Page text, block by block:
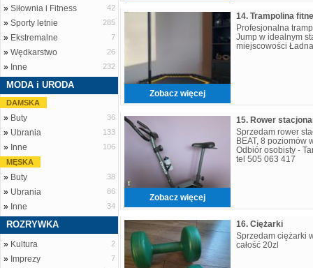
» Siłownia i Fitness 42
» Sporty letnie 285
» Ekstremalne 7
» Wędkarstwo 26
» Inne 232
MODA i URODA
DAMSKA
» Buty 36
» Ubrania 133
» Inne
106
MĘSKA
» Buty 38
» Ubrania 86
» Inne 34
ROZRYWKA
» Kultura 2
» Imprezy 7
Zobacz więcej
Profesjonalna
Jump w idealnym
miejscowości
Zobacz więcej
Sprzedam rower
BEAT, 8 poziomów
Odbiór osobisty -
tel 505 063 417
16. Ciężarki
Sprzedam ciężarki
całość 20zl